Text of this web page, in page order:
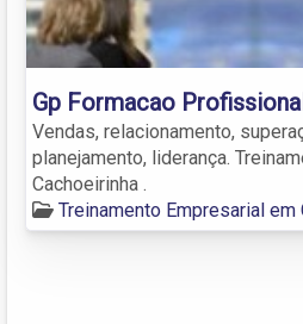
Gp Formacao
Vendas, relacionamento,
planejamento, liderança.
Cachoeirinha .
Treinamento Empresarial em